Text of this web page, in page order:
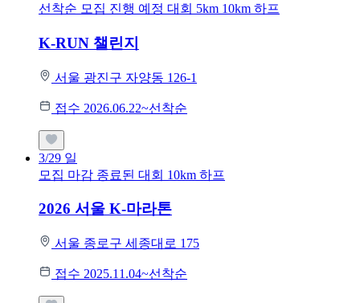
선착순 모집 진행 예정 대회 5km 10km 하프
K-RUN 챌린지
서울 광진구 자양동 126-1
접수 2026.06.22~선착순
3/29 일
모집 마감 종료된 대회 10km 하프
2026 서울 K-마라톤
서울 종로구 세종대로 175
접수 2025.11.04~선착순